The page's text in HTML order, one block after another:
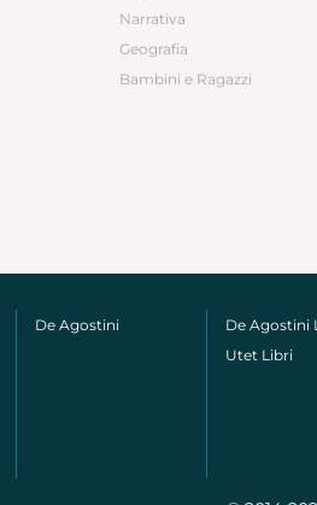
Narrativa
Geografia
Bambini e Ragazzi
De Agostini
De Agostini
Utet Libri